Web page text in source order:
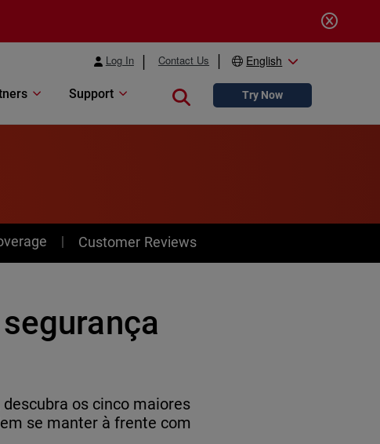
Log In Contact Us English
Support Close searchTry Now
Customer Reviews
os cinco maiores
se manter à frente com